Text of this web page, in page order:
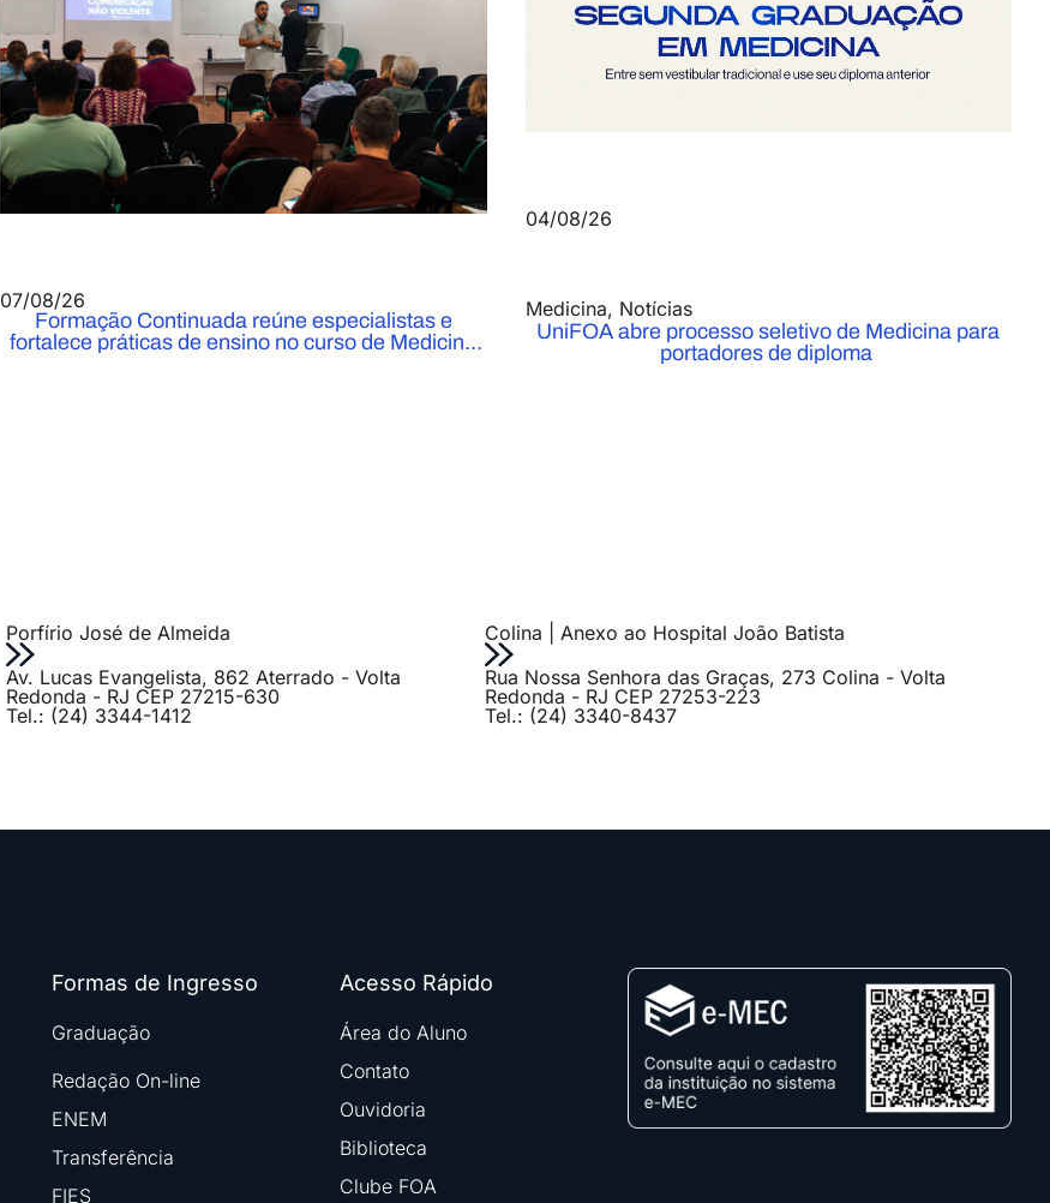
07/08/26
Formação Continuada reúne especialistas e
fortalece práticas de ensino no curso de Medicina
04/08/26
Medicina, Notícias
UniFOA abre processo seletivo de Medicina para
portadores de diploma
Porfírio José de Almeida
Av. Lucas Evangelista, 862 Aterrado - Volta
Redonda - RJ CEP 27215-630
Tel.: (24) 3344-1412
Colina | Anexo ao Hospital João Batista
Rua Nossa Senhora das Graças, 273 Colina - Volta
Redonda - RJ CEP 27253-223
Tel.: (24) 3340-8437
Formas de Ingresso
Graduação
Redação On-line
ENEM
Transferência
FIES
Acesso Rápido
Área do Aluno
Contato
Ouvidoria
Biblioteca
Clube FOA